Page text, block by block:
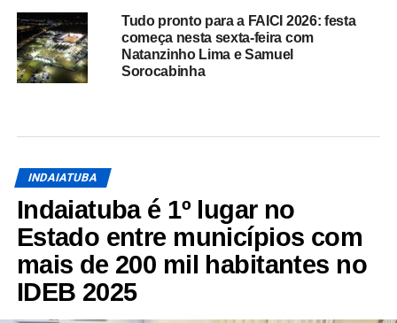
Tudo pronto para a FAICI 2026: festa
começa nesta sexta-feira com
Natanzinho Lima e Samuel
Sorocabinha
INDAIATUBA
Indaiatuba é 1º lugar no
Estado entre municípios com
mais de 200 mil habitantes no
IDEB 2025